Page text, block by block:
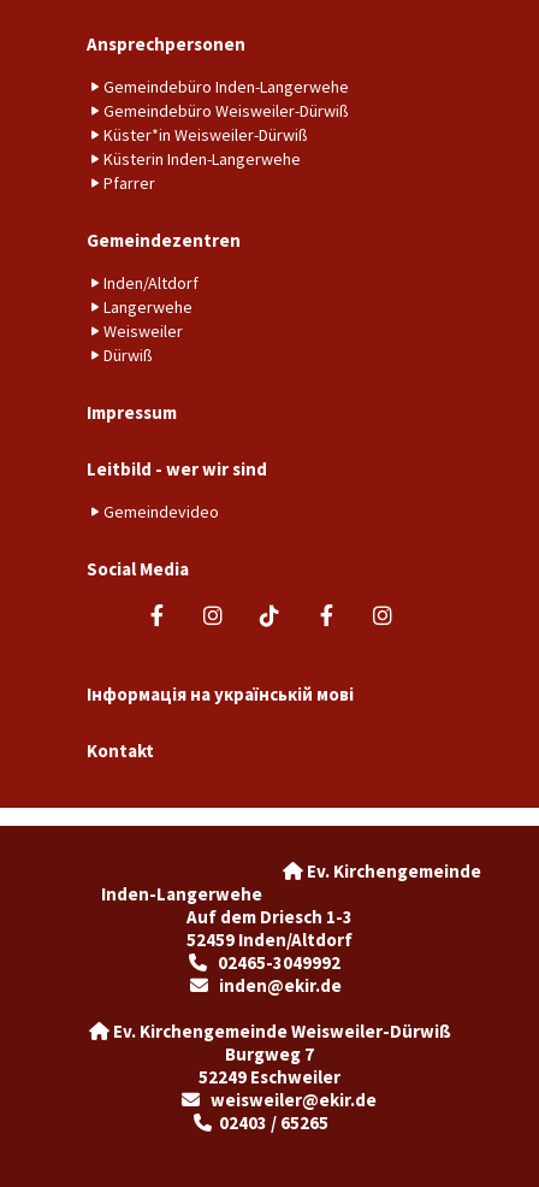
Ansprechpersonen
Gemeindebüro Inden-Langerwehe
Gemeindebüro Weisweiler-Dürwiß
Küster*in Weisweiler-Dürwiß
Küsterin Inden-Langerwehe
Pfarrer
Gemeindezentren
Inden/Altdorf
Langerwehe
Weisweiler
Dürwiß
Impressum
Leitbild - wer wir sind
Gemeindevideo
Social Media
Інформація на українській мові
Kontakt
Ev. Kirchengemeinde
Inden-Langerwehe
Auf dem Driesch 1-3
52459 Inden/Altdorf
02465-3049992
 inden@ekir.de
Ev. Kirchengemeinde Weisweiler-Dürwiß
Burgweg 7
52249 Eschweiler
weisweiler@ekir.de
02403 / 65265